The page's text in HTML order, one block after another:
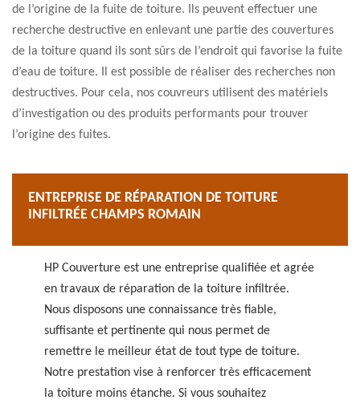
de l’origine de la fuite de toiture. Ils peuvent effectuer une
recherche destructive en enlevant une partie des couvertures
de la toiture quand ils sont sûrs de l’endroit qui favorise la fuite
d’eau de toiture. Il est possible de réaliser des recherches non
destructives. Pour cela, nos couvreurs utilisent des matériels
d’investigation ou des produits performants pour trouver
l’origine des fuites.
ENTREPRISE DE RÉPARATION DE TOITURE
INFILTRÉE CHAMPS ROMAIN
HP Couverture est une entreprise qualifiée et agrée
en travaux de réparation de la toiture infiltrée.
Nous disposons une connaissance très fiable,
suffisante et pertinente qui nous permet de
remettre le meilleur état de tout type de toiture.
Notre prestation vise à renforcer très efficacement
la toiture moins étanche. Si vous souhaitez